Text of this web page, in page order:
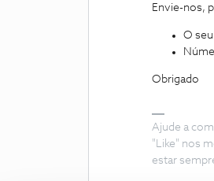
Envie-nos,
O
Obrigado
Ajude a
"Like" nos
estar